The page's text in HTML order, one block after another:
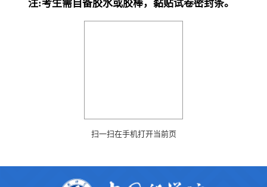
注:考生需自备胶水或胶棒，黏贴试卷密封条。
扫一扫在手机打开当前页